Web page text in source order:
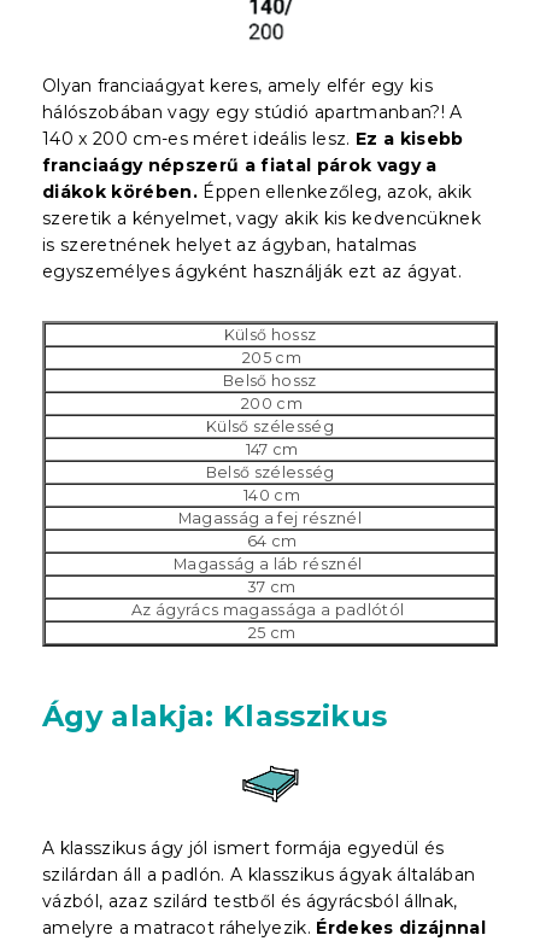
Olyan franciaágyat keres, amely elfér egy kis
hálószobában vagy egy stúdió apartmanban?! A
140 x 200 cm-es méret ideális lesz. Ez a kisebb
franciaágy népszerű a fiatal párok vagy a
diákok körében. Éppen ellenkezőleg, azok, akik
szeretik a kényelmet, vagy akik kis kedvencüknek
is szeretnének helyet az ágyban, hatalmas
egyszemélyes ágyként használják ezt az ágyat.
Külső hossz
205 cm
Belső hossz
200 cm
Külső szélesség
147 cm
Belső szélesség
140 cm
Magasság a fej résznél
64 cm
Magasság a láb résznél
37 cm
Az ágyrács magassága a padlótól
25 cm
Ágy alakja: Klasszikus
A klasszikus ágy jól ismert formája egyedül és
szilárdan áll a padlón. A klasszikus ágyak általában
vázból, azaz szilárd testből és ágyrácsból állnak,
amelyre a matracot ráhelyezik. Érdekes dizájnnal